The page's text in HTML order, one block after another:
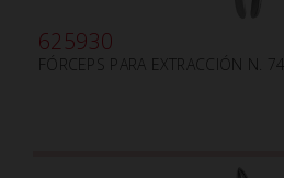
625930
FÓRCEPS PARA EXTRACCIÓN N. 74